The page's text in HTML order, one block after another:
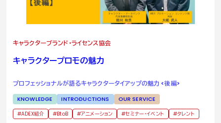
キャラクターブランド・ライセンス協会
キャラクタープロモの魅力
プロフェッショナルが語るキャラクタータイアップの魅力 <後編>
KNOWLEDGE INTRODUCTIONS OUR SERVICE
ADEX紹介 BtoB アニメーション セミナー・イベント タレント